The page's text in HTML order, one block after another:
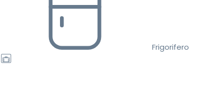
Frigorifero